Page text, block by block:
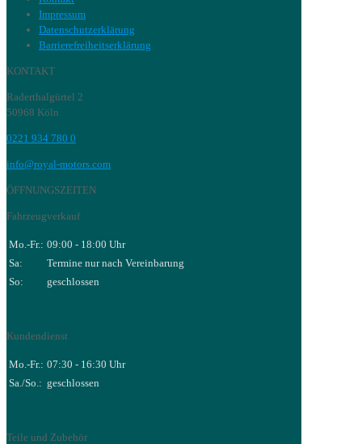
Impressum
Datenschutzerklärung
Barrierefreiheitserklärung
KONTAKT
Raderthalgürtel 2
50968 Köln
0221 934 780 0
info@royal-motors.com
ÖFFNUNGSZEITEN
Fahrzeugverkauf
Mo.-Fr.: 09:00 - 18:00 Uhr
Sa:
Termine nur nach Vereinbarung
So:
geschlossen
Kundendienst
Mo.-Fr.: 07:30 - 16:30 Uhr
Sa./So.: geschlossen
Teile und Zubehör